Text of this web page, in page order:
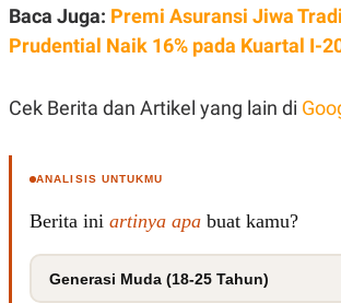
A
N
T
U
S
K
N
P
E
S
Baca Juga: Premi Asuransi Jiwa
Prudential Naik 16% pada Kuartal I-
Cek Berita dan Artikel yang lain di
ANALISIS UNTUKMU
Berita ini artinya apa buat kamu?
Generasi Muda (18-25 Tahun)